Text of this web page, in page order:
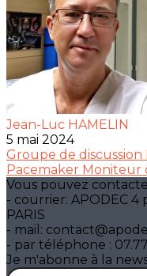
Jean-Luc HAMELIN
5 mai 2024
Groupe de discussion
Pacemaker Moniteur
Vous pouvez
- courrier: APODEC 4
PARIS
- mail:
- par téléphone :
Je m'abonne à la